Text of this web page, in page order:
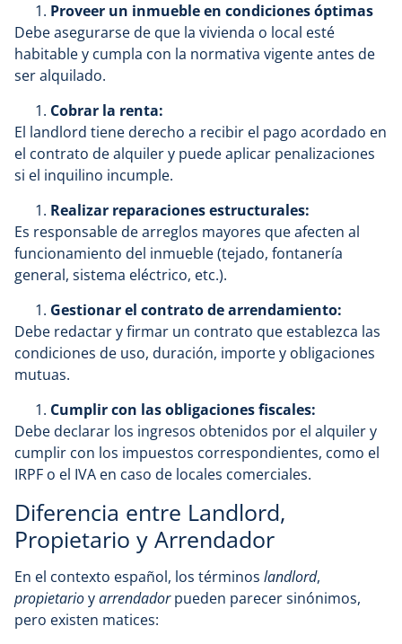
Proveer un inmueble en condiciones óptimas
Debe asegurarse de que la vivienda o local esté
habitable y cumpla con la normativa vigente antes de
ser alquilado.
Cobrar la renta:
El landlord tiene derecho a recibir el pago acordado en
el contrato de alquiler y puede aplicar penalizaciones
si el inquilino incumple.
Realizar reparaciones estructurales:
Es responsable de arreglos mayores que afecten al
funcionamiento del inmueble (tejado, fontanería
general, sistema eléctrico, etc.).
Gestionar el contrato de arrendamiento:
Debe redactar y firmar un contrato que establezca las
condiciones de uso, duración, importe y obligaciones
mutuas.
Cumplir con las obligaciones fiscales:
Debe declarar los ingresos obtenidos por el alquiler y
cumplir con los impuestos correspondientes, como el
IRPF o el IVA en caso de locales comerciales.
Diferencia entre Landlord,
Propietario y Arrendador
En el contexto español, los términos landlord,
propietarioyarrendadorpueden parecer sinónimos,
pero existen matices: